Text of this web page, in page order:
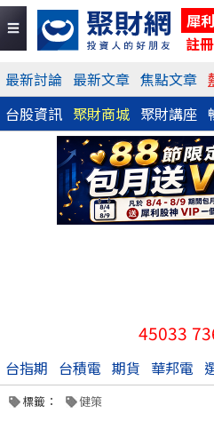
犀
註
最新討論 最新文章 焦點文章
台股資訊 聚財商城 聚財講座
45033
台指期 台積電 期貨 華邦電
標籤： 健策